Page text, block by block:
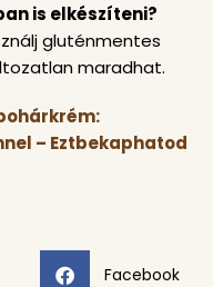
is elkészíteni?
gluténmentes
maradhat.
– Eztbekaphatod
Facebook